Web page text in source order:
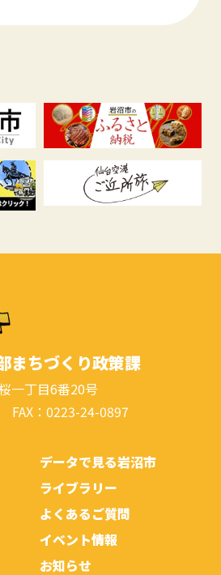
まちづくり政策課
一丁目6番20号
：0223-24-0897
データで見る岩沼市
ライブラリー
よくあるご質問
イベント情報
お知らせ